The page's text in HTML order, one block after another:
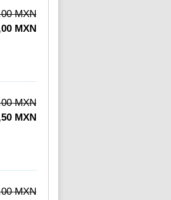
MXN
MXN
MXN
MXN
MXN